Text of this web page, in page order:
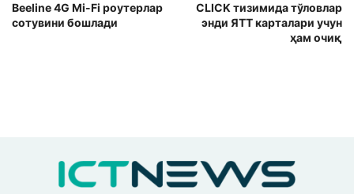
Beeline 4G Mi-Fi роутерлар
сотувини бошлади
CLICK тизимида тўловлар
энди ЯТТ карталари учун
ҳам очиқ